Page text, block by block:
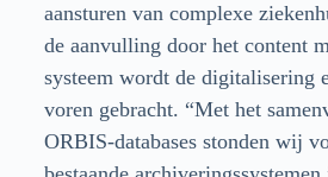
aansturen van complexe
de aanvulling door het content
systeem wordt de digitalisering
voren gebracht. “Met het
ORBIS-databases stonden wij